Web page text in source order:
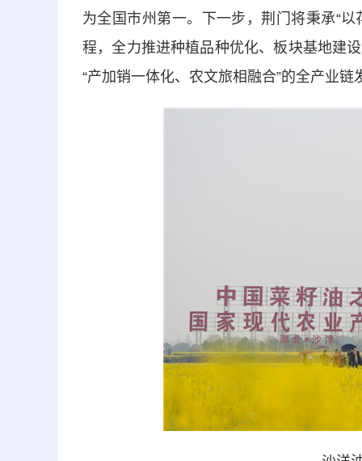
为全国市州第一。下一步，荆门将秉承“
程，全力推进种植品种优化、板块基地建
“产加销一体化、农文旅相融合”的全产业链